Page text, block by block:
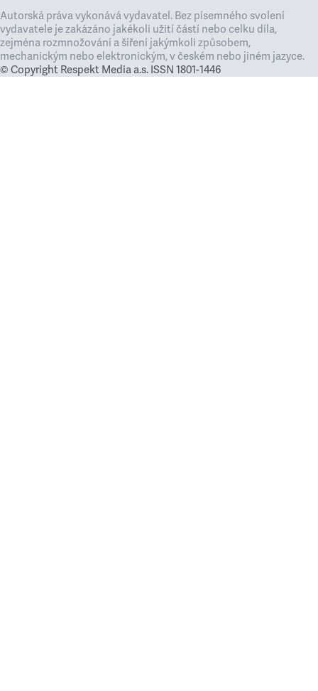
Autorská práva vykonává vydavatel. Bez písemného svolení
vydavatele je zakázáno jakékoli užití částí nebo celku díla,
zejména rozmnožování a šíření jakýmkoli způsobem,
mechanickým nebo elektronickým, v českém nebo jiném jazyce.
© Copyright Respekt Media a.s. ISSN 1801-1446